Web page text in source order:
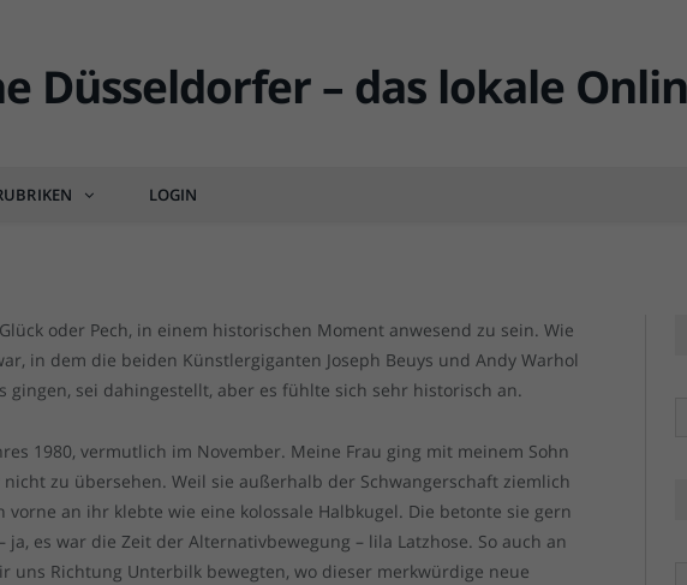
LOGIN
Mit Joseph Beuys und Andy
oder Pech, in einem historischen Moment anwesend zu sein. Wie
in dem die beiden Künstlergiganten Joseph Beuys und Andy Warhol
gingen, sei dahingestellt, aber es fühlte sich sehr historisch an.
1980, vermutlich im November. Meine Frau ging mit meinem Sohn
zu übersehen. Weil sie außerhalb der Schwangerschaft ziemlich
an ihr klebte wie eine kolossale Halbkugel. Die betonte sie gern
ja, es war die Zeit der Alternativbewegung – lila Latzhose. So auch an
uns Richtung Unterbilk bewegten, wo dieser merkwürdige neue